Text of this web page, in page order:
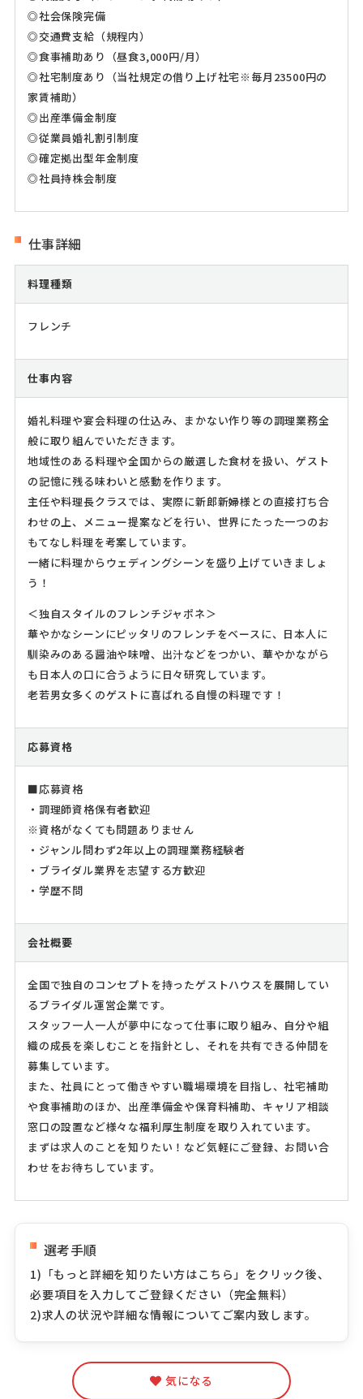
◎社会保険完備
◎交通費支給（規程内）
◎食事補助あり（昼食3,000円/月）
◎社宅制度あり（当社規定の借り上げ社宅※毎月23500円の
家賃補助）
◎出産準備金制度
◎従業員婚礼割引制度
◎確定拠出型年金制度
◎社員持株会制度
仕事詳細
料理種類
フレンチ
仕事内容
婚礼料理や宴会料理の仕込み、まかない作り等の調理業務全
般に取り組んでいただきます。
地域性のある料理や全国からの厳選した食材を扱い、ゲスト
の記憶に残る味わいと感動を作ります。
主任や料理長クラスでは、実際に新郎新婦様との直接打ち合
わせの上、メニュー提案などを行い、世界にたった一つのお
もてなし料理を考案しています。
一緒に料理からウェディングシーンを盛り上げていきましょ
う！
＜独自スタイルのフレンチジャポネ＞
華やかなシーンにピッタリのフレンチをベースに、日本人に
馴染みのある醤油や味噌、出汁などをつかい、華やかながら
も日本人の口に合うように日々研究しています。
老若男女多くのゲストに喜ばれる自慢の料理です！
応募資格
■応募資格
・調理師資格保有者歓迎
※資格がなくても問題ありません
・ジャンル問わず2年以上の調理業務経験者
・ブライダル業界を志望する方歓迎
・学歴不問
会社概要
全国で独自のコンセプトを持ったゲストハウスを展開してい
るブライダル運営企業です。
スタッフ一人一人が夢中になって仕事に取り組み、自分や組
織の成長を楽しむことを指針とし、それを共有できる仲間を
募集しています。
また、社員にとって働きやすい職場環境を目指し、社宅補助
や食事補助のほか、出産準備金や保育料補助、キャリア相談
窓口の設置など様々な福利厚生制度を取り入れています。
まずは求人のことを知りたい！など気軽にご登録、お問い合
わせをお待ちしています。
選考手順
1)「もっと詳細を知りたい方はこちら」をクリック後、
必要項目を入力してご登録ください（完全無料）
2)求人の状況や詳細な情報についてご案内致します。
気になる